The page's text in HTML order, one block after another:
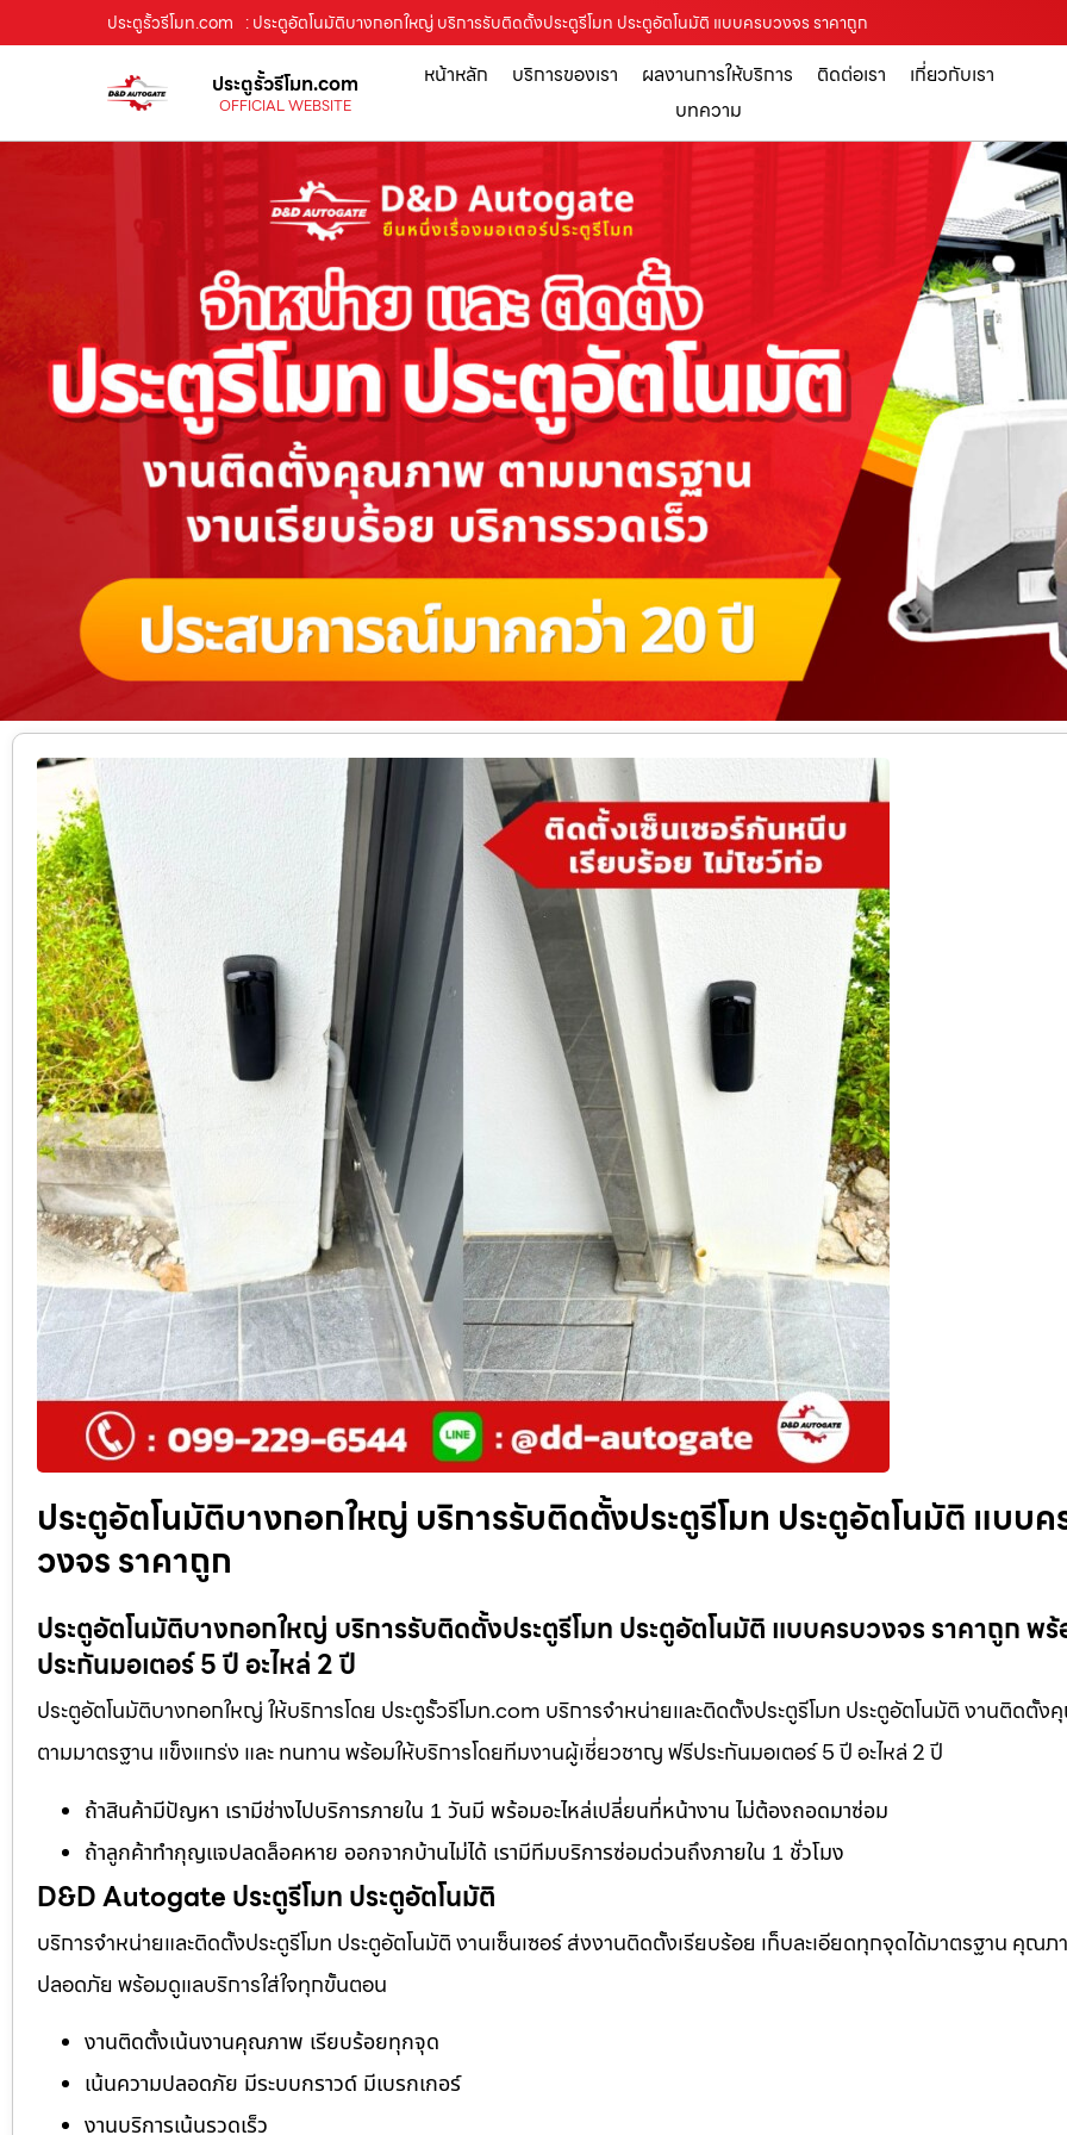
ประตูรั้วรีโมท.com : ประตูอัตโนมัติบางกอกใหญ่ บริการรับติดตั้งประตูรีโมท ประตูอัตโนมัติ แบบครบวงจร ราคาถูก
ประตูรั้วรีโมท.com
OFFICIAL WEBSITE
หน้าหลัก บริการของเรา ผลงานการให้บริการ ติดต่อเรา
เกี่ยวกับเรา
บทความ
ประตูอัตโนมัติบางกอกใหญ่ บริการรับติดตั้งประตูรีโมท ประตูอัตโนมัติ แบบค
วงจร ราคาถูก
ประตูอัตโนมัติบางกอกใหญ่ บริการรับติดตั้งประตูรีโมท ประตูอัตโนมัติ แบบครบวงจร ราคาถูก พ
ประกันมอเตอร์ 5 ปี อะไหล่ 2 ปี
ประตูอัตโนมัติบางกอกใหญ่ ให้บริการโดย ประตูรั้วรีโมท.com บริการจำหน่ายและติดตั้งประตูรีโมท ประตูอัตโนมัติ งานติดตั้
ตามมาตรฐาน แข็งแกร่ง และ ทนทาน พร้อมให้บริการโดยทีมงานผู้เชี่ยวชาญ ฟรีประกันมอเตอร์ 5 ปี อะไหล่ 2 ปี
ถ้าสินค้ามีปัญหา เรามีช่างไปบริการภายใน 1 วันมี พร้อมอะไหล่เปลี่ยนที่หน้างาน ไม่ต้องถอดมาซ่อม
ถ้าลูกค้าทำกุญแจปลดล็อคหาย ออกจากบ้านไม่ได้ เรามีทีมบริการซ่อมด่วนถึงภายใน 1 ชั่วโมง
D&D Autogate ประตูรีโมท ประตูอัตโนมัติ
บริการจำหน่ายและติดตั้งประตูรีโมท ประตูอัตโนมัติ งานเซ็นเซอร์ ส่งงานติดตั้งเรียบร้อย เก็บละเอียดทุกจุดได้มาตรฐาน คุณภ
ปลอดภัย พร้อมดูแลบริการใส่ใจทุกขั้นตอน
งานติดตั้งเน้นงานคุณภาพ เรียบร้อยทุกจุด
เน้นความปลอดภัย มีระบบกราวด์ มีเบรกเกอร์
งานบริการเน้นรวดเร็ว